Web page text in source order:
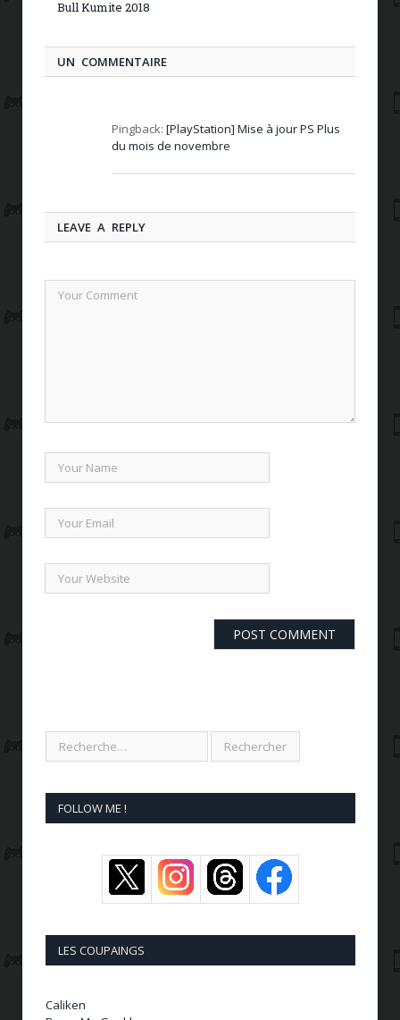
Bull Kumite 2018
UN COMMENTAIRE
Pingback: [PlayStation] Mise à jour PS Plus
du mois de novembre
LEAVE A REPLY
FOLLOW ME !
LES COUPAINGS
Caliken